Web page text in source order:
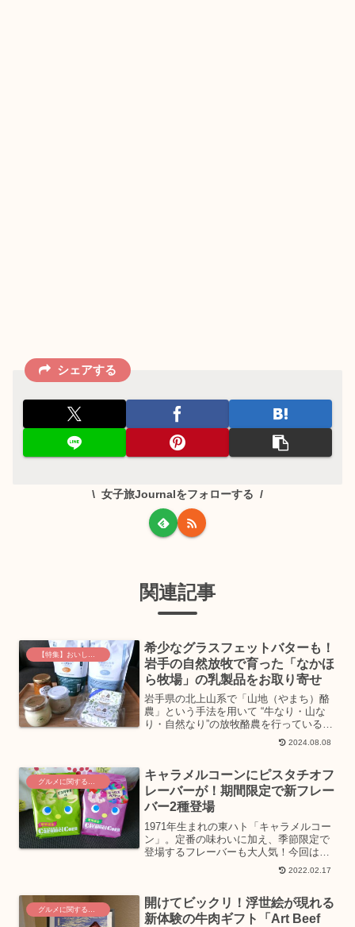
シェアする
女子旅Journalをフォローする
関連記事
希少なグラスフェットバターも！
岩手の自然放牧で育った「なかほ
ら牧場」の乳製品をお取り寄せ
岩手県の北上山系で「山地（やまち）酪
農」という手法を用いて “牛なり・山な
り・自然なり”の放牧酪農を行っている
「なかほら牧場」の乳製品をお取り寄
せ！おうちで旅気分味わえる、岩手の自
ます。「なかほら牧場」の...
2024.08.08
グルメに関するニュース
キャラメルコーンにピスタチオフ
レーバーが！期間限定で新フレー
バー2種登場
1971年生まれの東ハト「キャラメルコー
ン」。定番の味わいに加え、季節限定で
登場するフレーバーも大人気！今回は
2022年2月14日より新発売となる２つの
フレーバーについてご紹介します。今回
タチオ味とミック...
2022.02.17
グルメに関するニュース
開けてビックリ！浮世絵が現れる
新体験の牛肉ギフト「Art Beef